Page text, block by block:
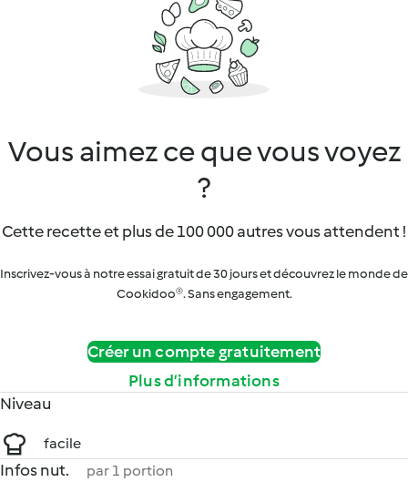
Vous aimez ce que vous voyez
?
Cette recette et plus de 100 000 autres vous attendent !
Inscrivez-vous à notre essai gratuit de 30 jours et découvrez le monde de
Cookidoo®. Sans engagement.
Créer un compte gratuitement
Plus d’informations
Niveau
facile
Infos nut. par 1 portion